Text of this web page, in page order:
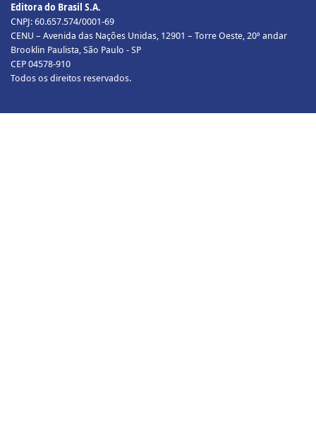
Editora do Brasil S.A.
CNPJ: 60.657.574/0001-69
CENU – Avenida das Nações Unidas, 12901 – Torre Oeste, 20º andar
Brooklin Paulista, São Paulo - SP
CEP 04578-910
Todos os direitos reservados.